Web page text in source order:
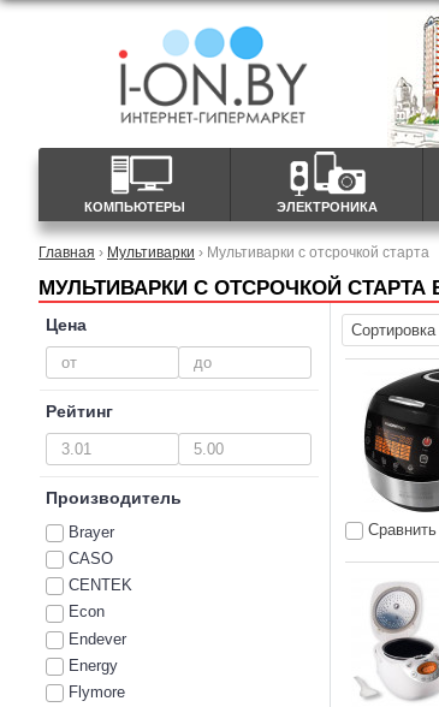
КОМПЬЮТЕРЫ ЭЛЕКТРОНИКА
Главная › Мультиварки › Мультиварки с отсрочкой старта
МУЛЬТИВАРКИ С ОТСРОЧКОЙ СТАРТА
Цена
Рейтинг
Производитель
Brayer
CASO
CENTEK
Econ
Endever
Energy
Flymore
Сортировка
Сравнить